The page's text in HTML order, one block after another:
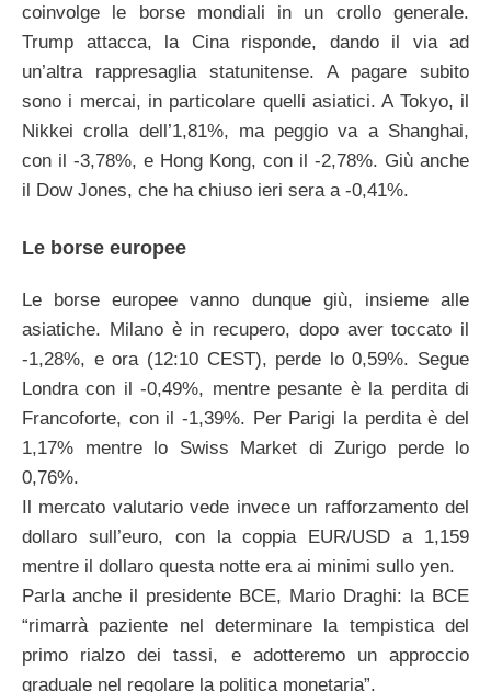
coinvolge le borse mondiali in un crollo generale.
Trump attacca, la Cina risponde, dando il via ad
un’altra rappresaglia statunitense. A pagare subito
sono i mercai, in particolare quelli asiatici. A Tokyo, il
Nikkei crolla dell’1,81%, ma peggio va a Shanghai,
con il -3,78%, e Hong Kong, con il -2,78%. Giù anche
il Dow Jones, che ha chiuso ieri sera a -0,41%.
Le borse europee
Le borse europee vanno dunque giù, insieme alle
asiatiche. Milano è in recupero, dopo aver toccato il
-1,28%, e ora (12:10 CEST), perde lo 0,59%. Segue
Londra con il -0,49%, mentre pesante è la perdita di
Francoforte, con il -1,39%. Per Parigi la perdita è del
1,17% mentre lo Swiss Market di Zurigo perde lo
0,76%.
Il mercato valutario vede invece un rafforzamento del
dollaro sull’euro, con la coppia EUR/USD a 1,159
mentre il dollaro questa notte era ai minimi sullo yen.
Parla anche il presidente BCE, Mario Draghi: la BCE
“rimarrà paziente nel determinare la tempistica del
primo rialzo dei tassi, e adotteremo un approccio
graduale nel regolare la politica monetaria”.